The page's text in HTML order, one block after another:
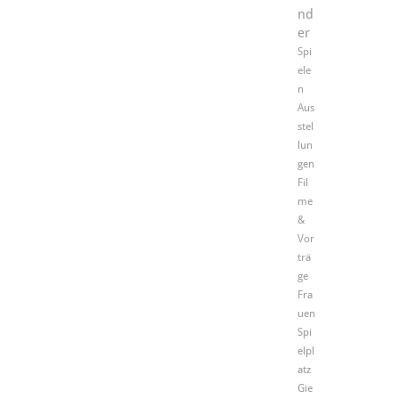
nd
er
Spi
ele
n
Aus
stel
lun
gen
Fil
me
&
Vor
trä
ge
Fra
uen
Spi
elpl
atz
Gie